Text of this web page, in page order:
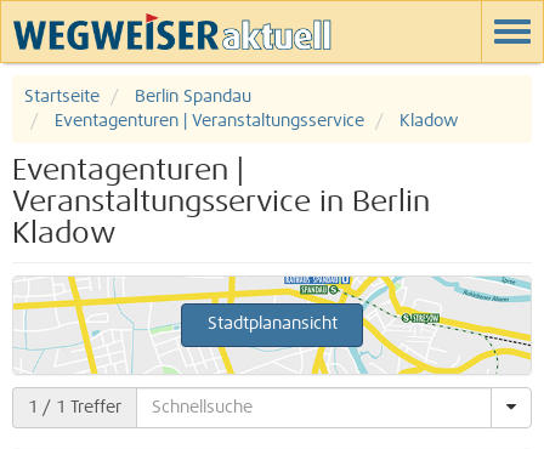
Startseite
Berlin Spandau
Eventagenturen | Veranstaltungsservice
Kladow
Eventagenturen |
Veranstaltungsservice in Berlin
Kladow
Stadtplanansicht
1 / 1 Treffer